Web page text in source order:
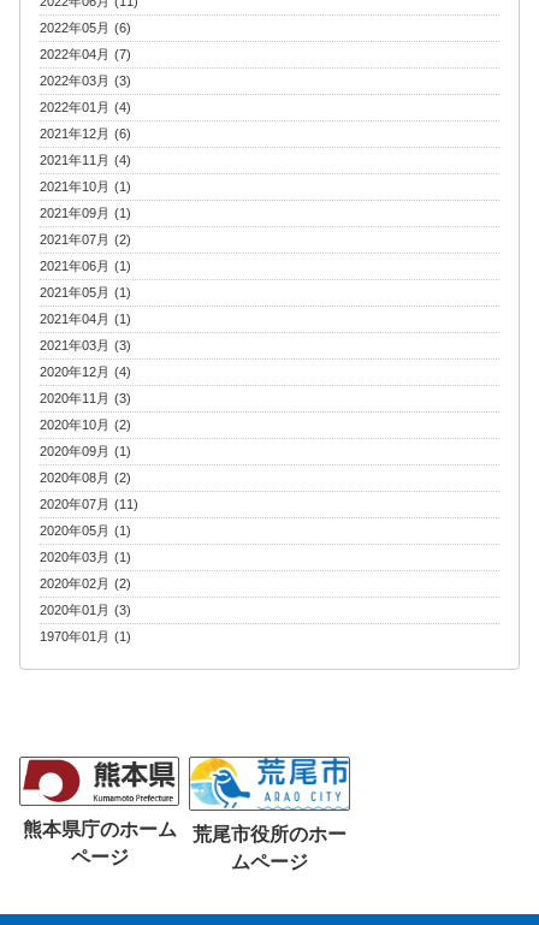
2022年05月 (6)
2022年04月 (7)
2022年03月 (3)
2022年01月 (4)
2021年12月 (6)
2021年11月 (4)
2021年10月 (1)
2021年09月 (1)
2021年07月 (2)
2021年06月 (1)
2021年05月 (1)
2021年04月 (1)
2021年03月 (3)
2020年12月 (4)
2020年11月 (3)
2020年10月 (2)
2020年09月 (1)
2020年08月 (2)
2020年07月 (11)
2020年05月 (1)
2020年03月 (1)
2020年02月 (2)
2020年01月 (3)
1970年01月 (1)
熊本県庁のホーム
ページ
荒尾市役所のホー
ムページ